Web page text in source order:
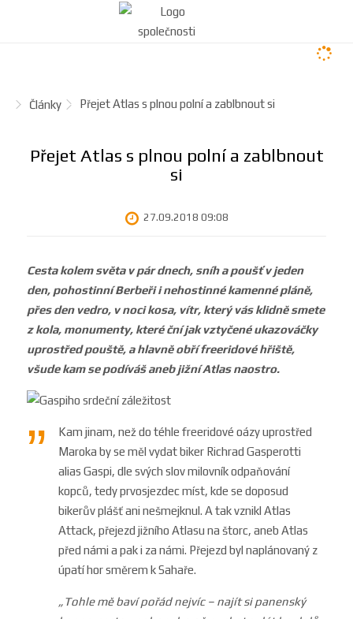
Ú
Články Přejet Atlas s plnou polní a zablbnout si
Přejet Atlas s plnou polní a zablbnout
si
27.09.2018 09:08
Cesta kolem světa v pár dnech, sníh a poušť v jeden
den, pohostinní Berbeři i nehostinné kamenné pláně,
přes den vedro, v noci kosa, vítr, který vás klidně smete
z kola, monumenty, které ční jak vztyčené ukazováčky
uprostřed pouště, a hlavně obří freeridové hřiště,
všude kam se podíváš aneb jižní Atlas naostro.
Kam jinam, než do téhle freeridové oázy uprostřed
Maroka by se měl vydat biker Richrad Gasperotti
alias Gaspi, dle svých slov milovník odpaňování
kopců, tedy prvosjezdec míst, kde se doposud
bikerův plášť ani nešmejknul. A tak vznikl Atlas
Attack, přejezd jižního Atlasu na štorc, aneb Atlas
před námi a pak i za námi. Přejezd byl naplánovaný z
úpatí hor směrem k Sahaře.
„Tohle mě baví pořád nejvíc – najít si panenský